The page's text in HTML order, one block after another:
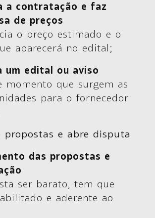
a contratação e faz
de preços
o preço estimado e o
aparecerá no edital;
um edital ou aviso
momento que surgem as
para o fornecedor
propostas e abre disputa
das propostas e
ser barato, tem que
e aderente ao